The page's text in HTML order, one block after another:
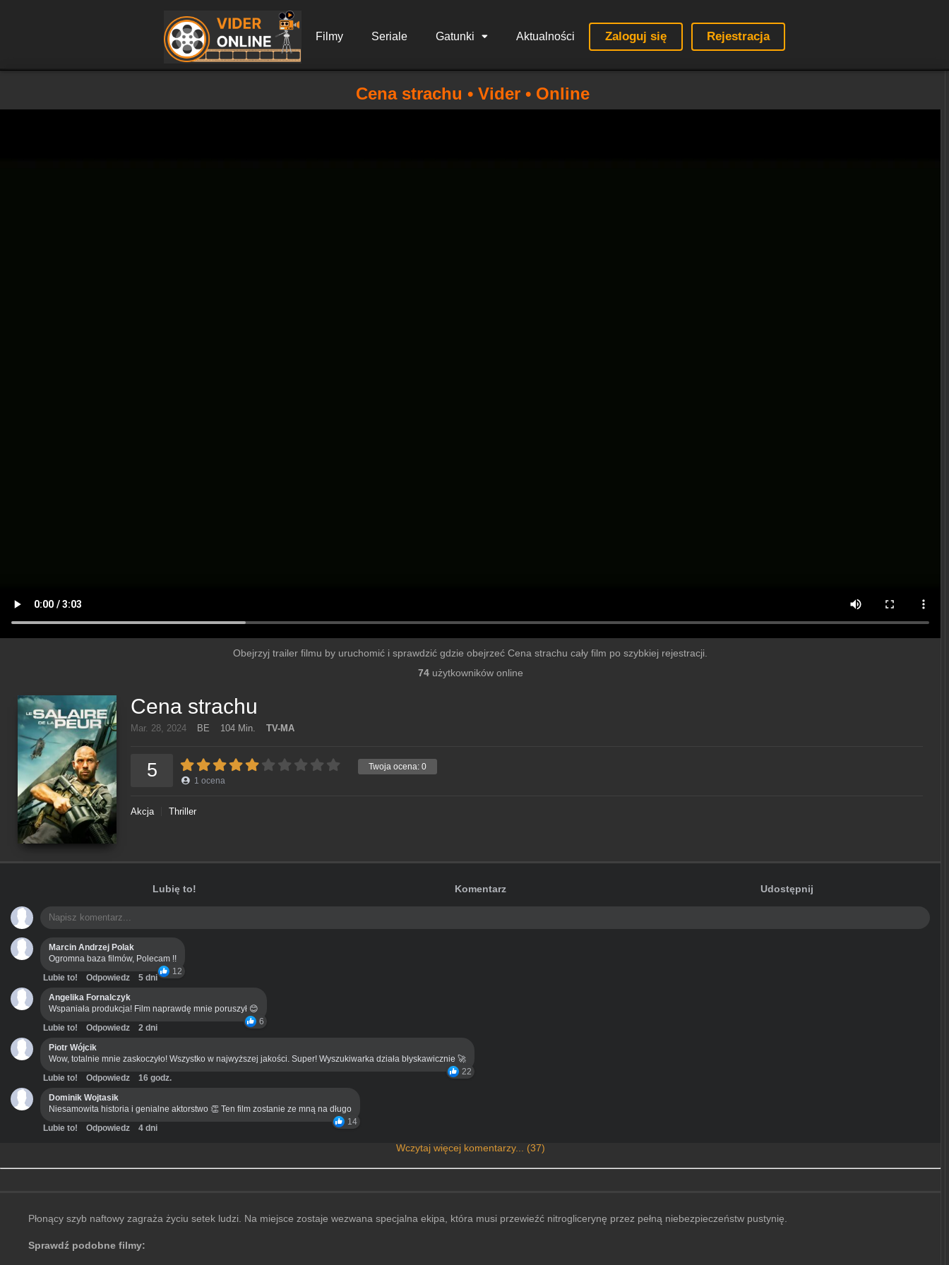
Filmy Seriale Gatunki Aktualności Zaloguj się Rejestracja
Cena strachu • Vider • Online
Obejrzyj trailer filmu by uruchomić i sprawdzić gdzie obejrzeć Cena strachu cały film po szybkiej rejestracji.
74użytkowników online
Cena strachu
Mar. 28, 2024 BE 104 Min. TV-MA
Twoja ocena: 0
5 1 ocena
Akcja Thriller
Lubię to! Komentarz Udostępnij
Marcin Andrzej Polak
Ogromna baza filmów, Polecam !!
12
Lubie to! Odpowiedz
5 dni
Angelika Fornalczyk
Wspaniała produkcja! Film naprawdę mnie poruszył 😊
6
Lubie to! Odpowiedz
2 dni
Piotr Wójcik
Wow, totalnie mnie zaskoczyło! Wszystko w najwyższej jakości. Super! Wyszukiwarka działa błyskawicznie 🚀
22
Lubie to! Odpowiedz
16 godz.
Dominik Wojtasik
Niesamowita historia i genialne aktorstwo 👏 Ten film zostanie ze mną na długo
14
Lubie to! Odpowiedz 4 dni
Wczytaj więcej komentarzy... (37)
Płonący szyb naftowy zagraża życiu setek ludzi. Na miejsce zostaje wezwana specjalna ekipa, która musi przewieźć nitroglicerynę przez pełną niebezpieczeństw pustynię.
Sprawdź podobne filmy: